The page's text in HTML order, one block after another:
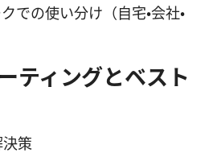
での使い分け（自宅・会社・
ティングとベスト
策